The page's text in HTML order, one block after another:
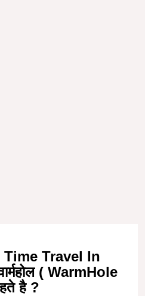
( Time Travel In
( WarmHole
है ?